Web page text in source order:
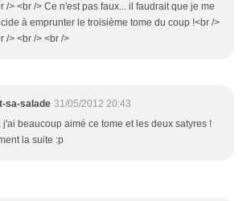
/> <br /> Ce n'est pas faux... il faudrait que je me
à emprunter le troisième tome du coup !<br />
/> <br /> <br />
sa-salade 31/05/2012 20:43
j'ai beaucoup aimé ce tome et les deux satyres !
la suite :p